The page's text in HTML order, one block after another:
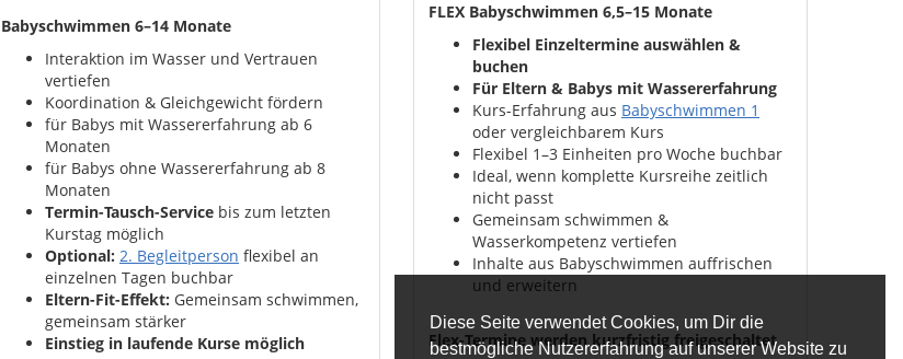
Diese Seite verwendet Cookies, um Dir die
bestmögliche Nutzererfahrung auf unserer Website zu
Babyschwimmen 6–14 Monate
Interaktion im Wasser und Vertrauen
vertiefen
Koordination & Gleichgewicht fördern
für Babys mit Wassererfahrung ab 6
Monaten
für Babys ohne Wassererfahrung ab 8
Monaten
Termin-Tausch-Service bis zum letzten
Kurstag möglich
Optional: 2. Begleitperson flexibel an
einzelnen Tagen buchbar
Eltern-Fit-Effekt: Gemeinsam schwimmen,
gemeinsam stärker
Einstieg in laufende Kurse möglich
FLEX Babyschwimmen 6,5–15 Monate
Flexibel Einzeltermine auswählen &
buchen
Für Eltern & Babys mit Wassererfahrung
Kurs-Erfahrung aus Babyschwimmen 1
oder vergleichbarem Kurs
Flexibel 1–3 Einheiten pro Woche buchbar
Ideal, wenn komplette Kursreihe zeitlich
nicht passt
Gemeinsam schwimmen &
Wasserkompetenz vertiefen
Inhalte aus Babyschwimmen auffrischen
und erweitern
Flex-Termine werden kurzfristig freigeschaltet